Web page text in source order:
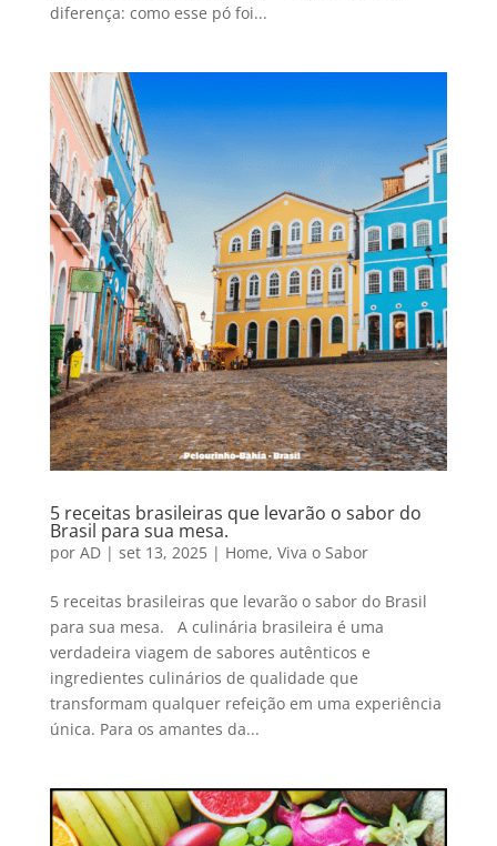
diferença: como esse pó foi...
5 receitas brasileiras que levarão o sabor do
Brasil para sua mesa.
por AD| set 13, 2025| Home, Viva o Sabor
5 receitas brasileiras que levarão o sabor do Brasil
para sua mesa. A culinária brasileira é uma
verdadeira viagem de sabores autênticos e
ingredientes culinários de qualidade que
transformam qualquer refeição em uma experiência
única. Para os amantes da...